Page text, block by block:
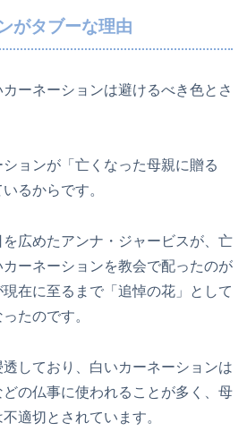
がタブーな理由
ーネーションは避けるべき色とさ
ョンが「亡くなった母親に贈る
るからです。
広めたアンナ・ジャービスが、亡
ーネーションを教会で配ったのが
在に至るまで「追悼の花」として
たのです。
しており、白いカーネーションは
の仏事に使われることが多く、母
適切とされています。